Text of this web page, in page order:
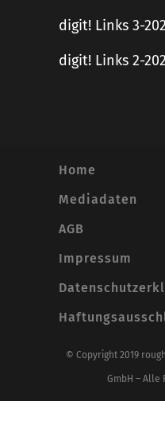
digit! Links 3-
digit! Links 2-
Home
Mediadaten
AGB
Impressum
© Copyright 2019
GmbH – Alle